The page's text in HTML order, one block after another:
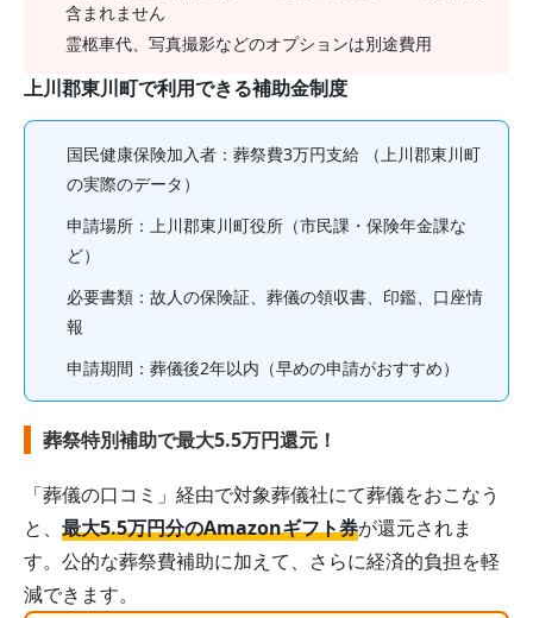
含まれません
霊柩車代、写真撮影などのオプションは別途費用
上川郡東川町で利用できる補助金制度
国民健康保険加入者 ：葬祭費3万円支給 （上川郡東川町
の実際のデータ）
申請場所： 上川郡東川町役所（市民課・保険年金課な
ど）
必要書類：故人の保険証、葬儀の領収書、印鑑、口座情
報
申請期間： 葬儀後2年以内 （早めの申請がおすすめ）
葬祭特別補助で最大5.5万円還元！
「葬儀の口コミ」経由で対象葬儀社にて葬儀をおこなう
と、 最大5.5万円分のAmazonギフト券が還元されま
す。公的な葬祭費補助に加えて、さらに経済的負担を軽
減できます。